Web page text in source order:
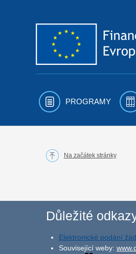
PROGRAMY
Na začátek stránky
Důležité
Elektronické podání
Související weby: